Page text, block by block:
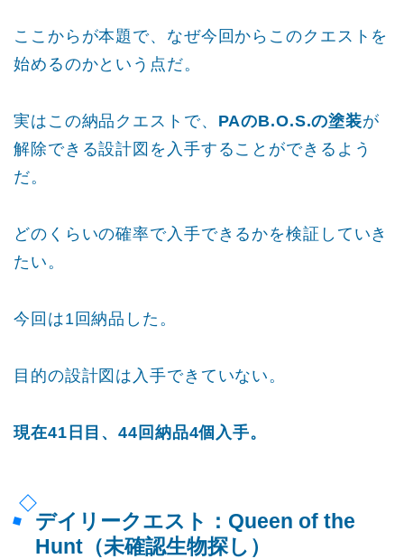
ここからが本題で、なぜ今回からこのクエストを
始めるのかという点だ。
実はこの納品クエストで、 PAのB.O.S.の塗装が
解除できる設計図を入手することができるよう
だ。
どのくらいの確率で入手できるかを検証していき
たい。
今回は1回納品した。
目的の設計図は入手できていない。
現在41日目、44回納品4個入手。
デイリークエスト：Queen of the
Hunt（未確認生物探し）